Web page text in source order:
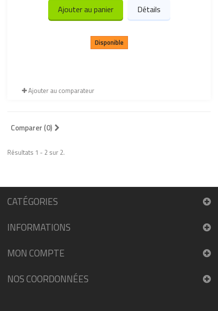
Ajouter au panier Détails
Disponible
Ajouter au comparateur
Comparer (0)
Résultats 1 - 2 sur 2.
CATÉGORIES
INFORMATIONS
MON COMPTE
NOS COORDONNÉES